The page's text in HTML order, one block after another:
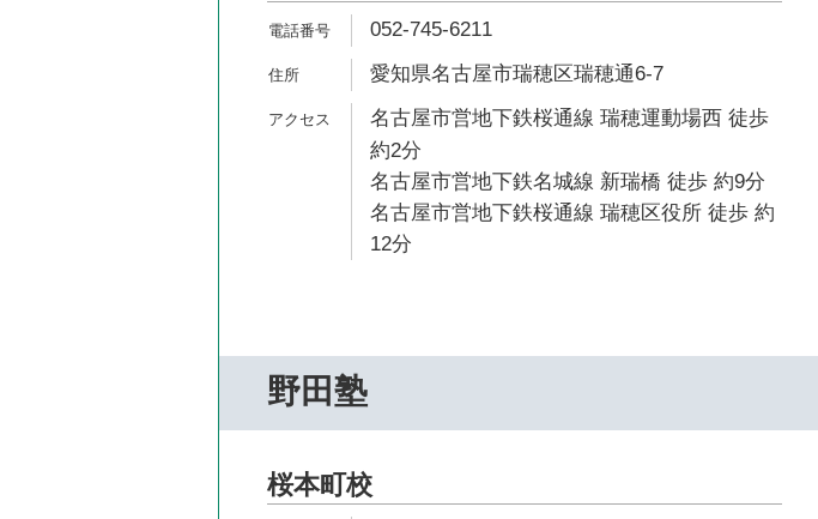
052-745-6211
愛知県名古屋市瑞穂区瑞穂通6-7
名古屋市営地下鉄桜通線 瑞穂運動場西 徒歩
約2分
名古屋市営地下鉄名城線 新瑞橋 徒歩 約9分
名古屋市営地下鉄桜通線 瑞穂区役所 徒歩 約
12分
野田塾
桜本町校